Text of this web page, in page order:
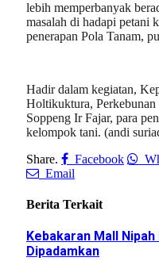
lebih memperbanyak
masalah di hadapi petani
penerapan Pola Tanam,
Hadir dalam kegiatan,
Holtikuktura, Perkebunan
Soppeng Ir Fajar, para
kelompok tani. (andi
Share.
Facebook
Email
Berita Terkait
Kebakaran Mall
Dipadamkan